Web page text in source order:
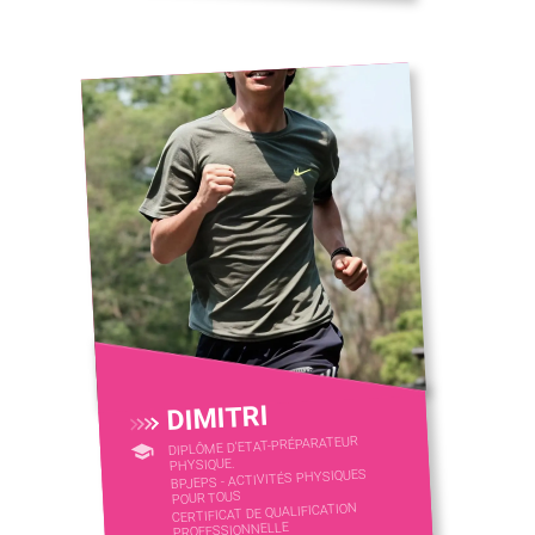
DIMITRI
DIPLÔME D'ETAT-PRÉPARATEUR
PHYSIQUE.
BPJEPS - ACTIVITÉS PHYSIQUES
POUR TOUS
CERTIFICAT DE QUALIFICATION
PROFESSIONNELLE